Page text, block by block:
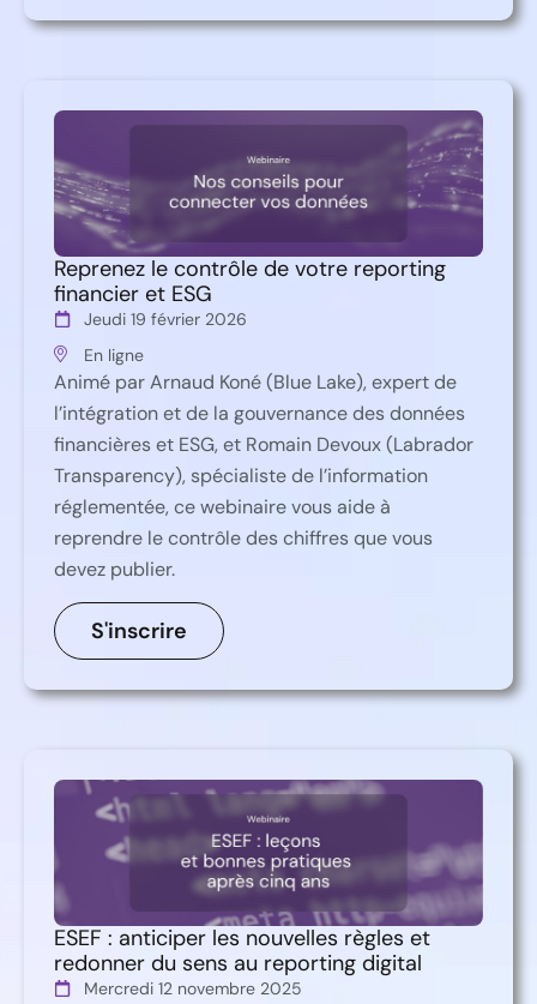
Reprenez le contrôle de votre reporting
financier et ESG
Jeudi 19 février 2026
En ligne
Animé par Arnaud Koné (Blue Lake), expert de
l’intégration et de la gouvernance des données
financières et ESG, et Romain Devoux (Labrador
Transparency), spécialiste de l’information
réglementée, ce webinaire vous aide à
reprendre le contrôle des chiffres que vous
devez publier.
S'inscrire
ESEF : anticiper les nouvelles règles et
redonner du sens au reporting digital
Mercredi 12 novembre 2025